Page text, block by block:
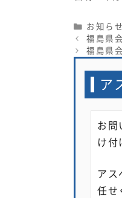
お知らせ
福島県
福島県
ア
お問
け付
アス
任せ